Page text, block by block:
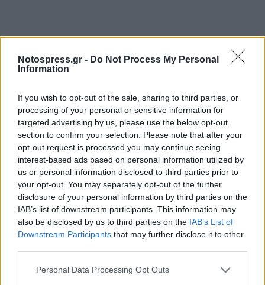
Notospress.gr - Do Not Process My Personal
Information
If you wish to opt-out of the sale, sharing to third parties, or
processing of your personal or sensitive information for
targeted advertising by us, please use the below opt-out
section to confirm your selection. Please note that after your
opt-out request is processed you may continue seeing
interest-based ads based on personal information utilized by
us or personal information disclosed to third parties prior to
your opt-out. You may separately opt-out of the further
disclosure of your personal information by third parties on the
IAB’s list of downstream participants. This information may
also be disclosed by us to third parties on the IAB’s List of
Downstream Participants that may further disclose it to other
Personal Data Processing Opt Outs